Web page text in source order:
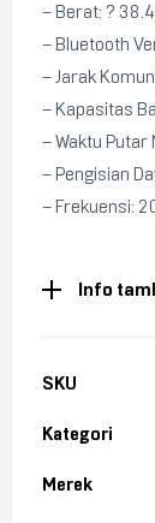
– Berat: ?
– Bluetooth
– Jarak
– Kapasitas
– Waktu
– Pengisian
– Frekuensi:
Info
SKU
Kategori
Merek